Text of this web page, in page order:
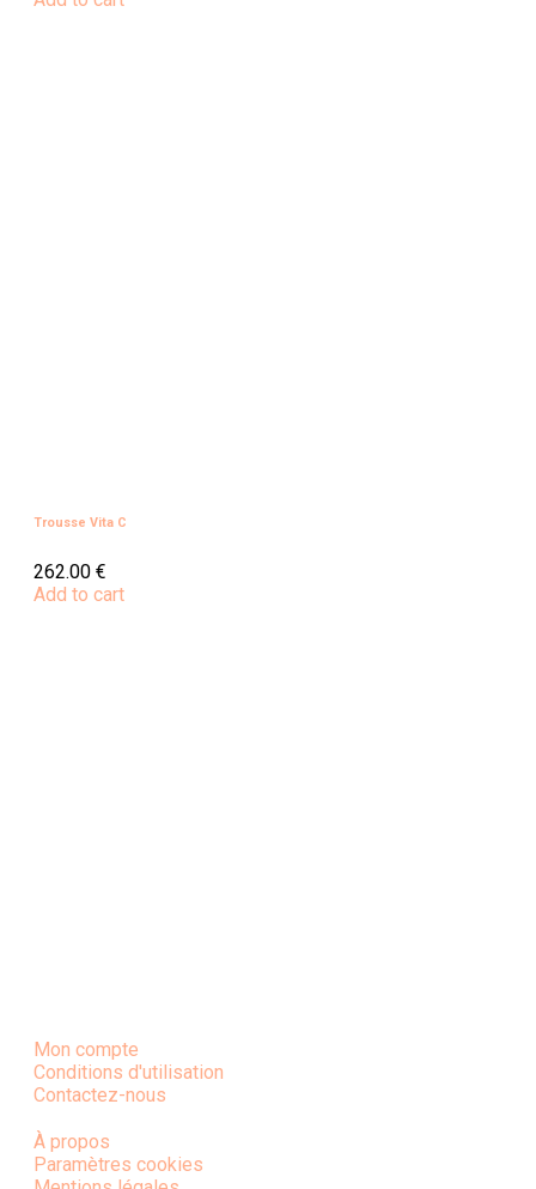
Trousse Vita C
262.00 €
Add to cart
Mon compte
Conditions d'utilisation
Contactez-nous
À propos
Paramètres cookies